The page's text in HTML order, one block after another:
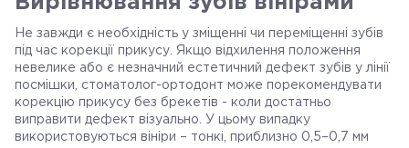
Не завжди є необхідність у зміщенні чи переміщенні зубів
під час корекції прикусу. Якщо відхилення положення
невелике або є незначний естетичний дефект зубів у лінії
посмішки, стоматолог-ортодонт може порекомендувати
корекцію прикусу без брекетів - коли достатньо
виправити дефект візуально. У цьому випадку
використовуються вініри – тонкі, приблизно 0,5–0,7 мм